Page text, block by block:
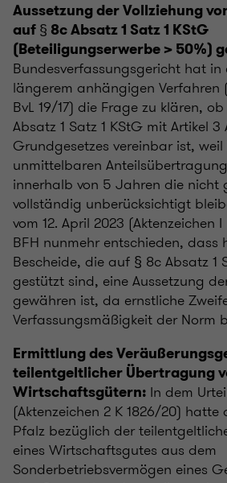
Aussetzung der Vollziehung
auf § 8c Absatz 1 Satz 1 KStG
(Beteiligungserwerbe > 50%)
Bundesverfassungsgericht hat in
längerem anhängigen Verfahren
BvL 19/17) die Frage zu klären,
Absatz 1 Satz 1 KStG mit Artikel 3
Grundgesetzes vereinbar ist,
unmittelbaren
innerhalb von 5 Jahren die nicht
vollständig unberücksichtigt
vom 12. April 2023 (Aktenzeichen
BFH nunmehr entschieden, dass
Bescheide, die auf § 8c Absatz 1
gestützt sind, eine Aussetzung
gewähren ist, da ernstliche
Verfassungsmäßigkeit der Norm
Ermittlung des
teilentgeltlicher Übertragung
Wirtschaftsgütern: In dem
(Aktenzeichen 2 K 1826/20)
Pfalz bezüglich der
eines Wirtschaftsgutes aus dem
Sonderbetriebsvermögen eines